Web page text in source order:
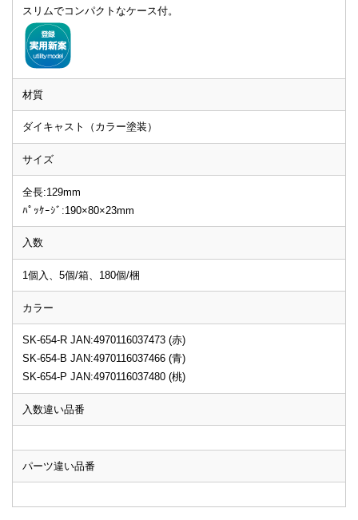
スリムでコンパクトなケース付。
材質
ダイキャスト（カラー塗装）
サイズ
全長:129mm
ﾊﾟｯｹｰｼﾞ:190×80×23mm
入数
1個入、5個/箱、180個/梱
カラー
SK-654-R JAN:4970116037473 (赤)
SK-654-B JAN:4970116037466 (青)
SK-654-P JAN:4970116037480 (桃)
入数違い品番
パーツ違い品番